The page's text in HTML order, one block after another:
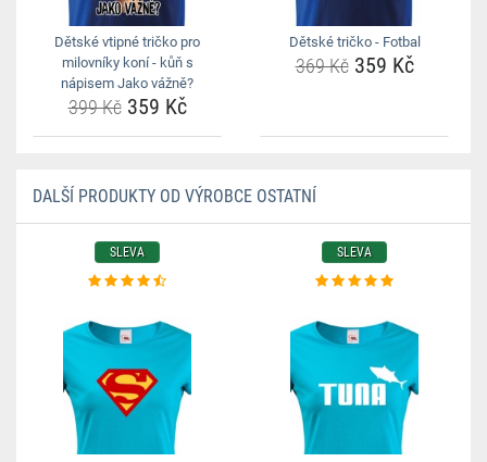
Dětské vtipné tričko pro
milovníky koní - kůň s
nápisem Jako vážně?
399 Kč359 Kč
Dětské tričko - Fotbal
369 Kč359 Kč
DALŠÍ PRODUKTY OD VÝROBCE OSTATNÍ
SLEVA SLEVA